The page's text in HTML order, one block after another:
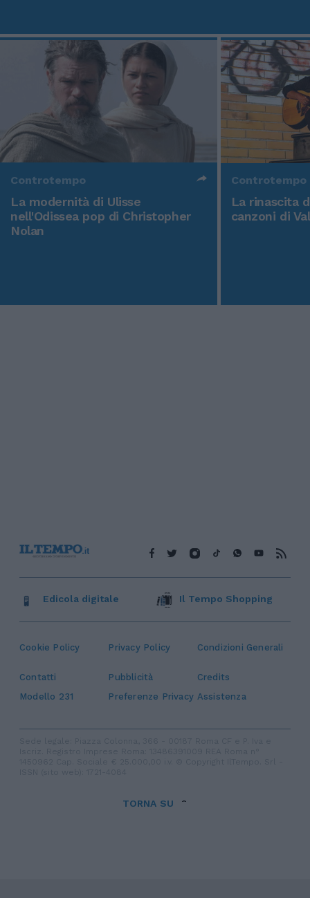
Controtempo
La modernità di Ulisse
nell'Odissea pop di Christopher
Nolan
Controtempo
La rinascita
canzoni di
Cookie Policy Privacy Policy Condizioni Generali
Contatti Pubblicità
Credits
Modello 231
Preferenze Privacy Assistenza
Edicola digitale Il Tempo Shopping
TORNA SU